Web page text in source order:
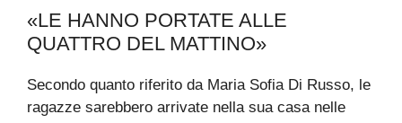
«LE HANNO PORTATE ALLE
QUATTRO DEL MATTINO»
Secondo quanto riferito da Maria Sofia Di Russo, le
ragazze sarebbero arrivate nella sua casa nelle